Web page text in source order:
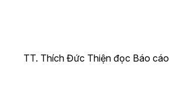
TT. Thích Đức Thiện đọc Báo cáo